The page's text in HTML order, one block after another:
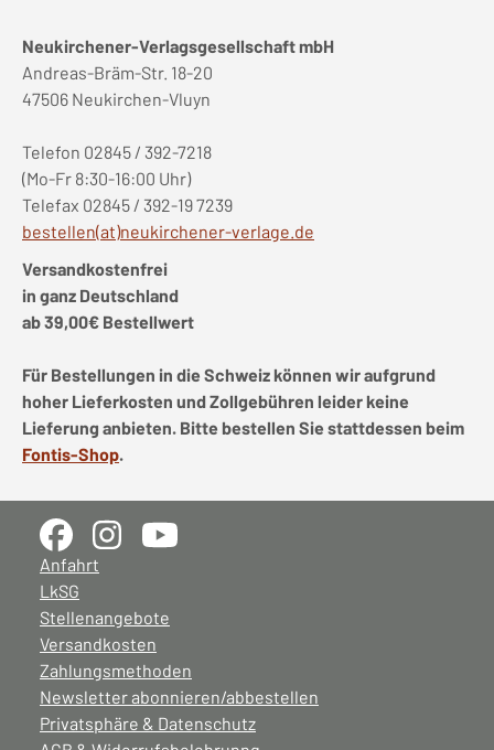
Neukirchener-Verlagsgesellschaft mbH
Andreas-Bräm-Str. 18-20
47506 Neukirchen-Vluyn
Telefon 02845 / 392-7218
(Mo-Fr 8:30-16:00 Uhr)
Telefax 02845 / 392-19 7239
bestellen(at)neukirchener-verlage.de
Versandkostenfrei
in ganz Deutschland
ab 39,00€ Bestellwert
Für Bestellungen in die Schweiz können wir aufgrund
hoher Lieferkosten und Zollgebühren leider keine
Lieferung anbieten. Bitte bestellen Sie stattdessen beim
Fontis-Shop.
Anfahrt
LkSG
Stellenangebote
Versandkosten
Zahlungsmethoden
Newsletter abonnieren/abbestellen
Privatsphäre & Datenschutz